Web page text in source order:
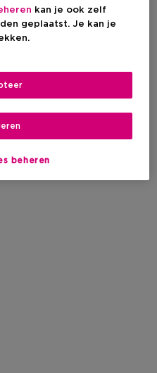
kan je ook zelf
geplaatst. Je kan je
beheren